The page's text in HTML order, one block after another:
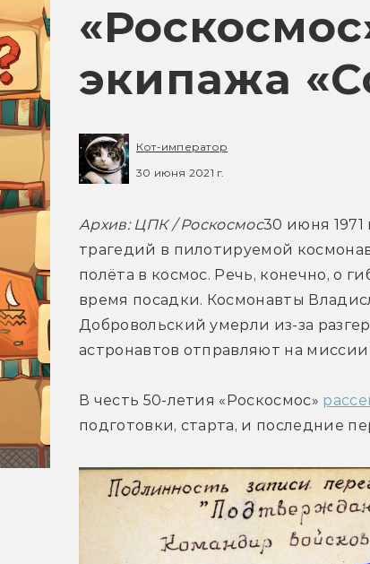
экипажа
Кот-император
30 июня 2021 г.
Архив: ЦПК / Роскосмос30 июня
трагедий в пилотируемой
полёта в космос. Речь, конечно, о
время посадки. Космонавты
Добровольский умерли из-за
астронавтов отправляют на миссии
В честь 50-летия «Роскосмос»
подготовки, старта, и последние